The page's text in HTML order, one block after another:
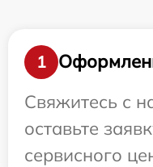
1
Свяжитесь с
оставьте
сервисного